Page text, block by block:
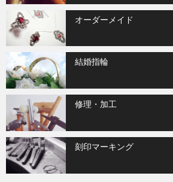
オーダーメイド
結婚指輪
修理・加工
刻印マーキング